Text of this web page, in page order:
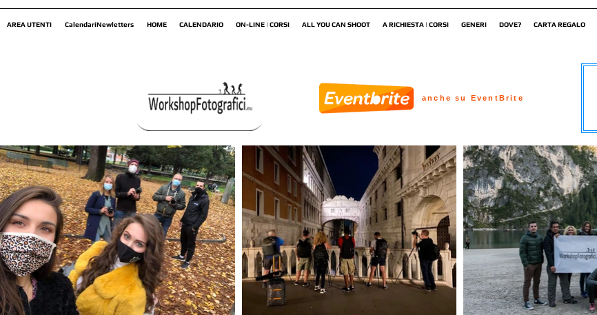
AREA UTENTI CalendariNewletters HOME CALENDARIO ON-LINE | CORSI ALL YOU CAN SHOOT A RICHIESTA | CORSI GENERI DOVE? CARTA REGALO
anche su EventBrite